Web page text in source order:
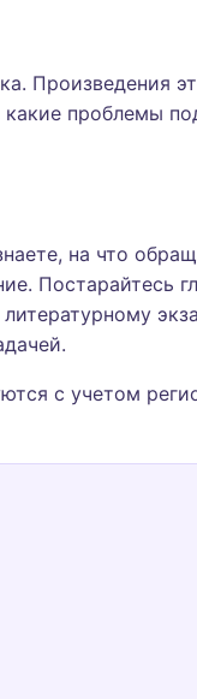
Произведения
проблемы
на что
Постарайтесь
с учетом